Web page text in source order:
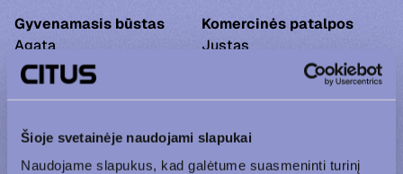
Šioje svetainėje naudojami slapukai
Naudojame slapukus, kad galėtume suasmeninti turinį
Gyvenamasis būstas
Agata
+370 600 90 110
Komercinės patalpos
Justas
+370 656 39 742
Vardas ir pavardė